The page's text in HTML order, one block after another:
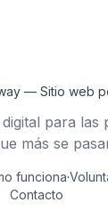
— Sitio web
para las
más se
funciona·
Contacto